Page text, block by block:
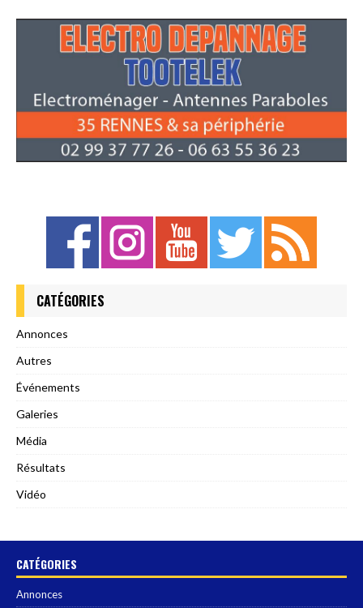
CATÉGORIES
Annonces
Autres
Événements
Galeries
Média
Résultats
Vidéo
CATÉGORIES
Annonces